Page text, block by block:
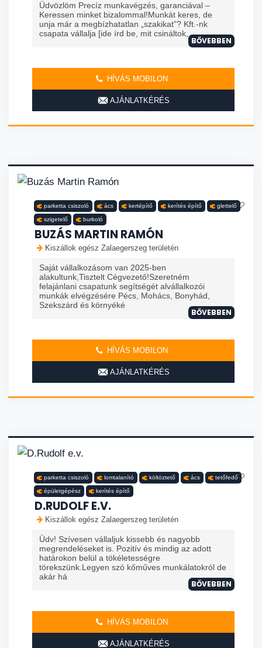
Üdvözlöm Precíz munkavégzés, garanciával –
Keressen minket bizalommal!Munkát keres, de
unja már a megbízhatatlan „szakikat”? Kft.-nk
csapata vállalja [ide írd be, mit csináltok, ...
BŐVEBBEN
HÍVÁS MOBILON
AJÁNLATKÉRÉS
parketta csiszoló ács kertépítő kerítés építő glettelő
szigetelő burkoló
BUZÁS MARTIN RAMÓN
Kiszállok egész Zalaegerszeg területén
Saját vállalkozásom van 2025-ben
alakultunk,Tisztelt Cégvezető!Szeretném
felajánlani csapatunk segítségét alvállalkozói
munkák elvégzésére Pécs, Mohács, Bonyhád,
Szekszárd és környéké
BŐVEBBEN
HÍVÁS MOBILON
AJÁNLATKÉRÉS
parketta csiszoló lomtalanító költöztető ács tetőfedő
épületgépész kerítés építő
D.RUDOLF E.V.
Kiszállok egész Zalaegerszeg területén
Üdv! Szívesen vállaljuk kissebb és nagyobb
megrendeléseket is. Pozitív és mindig az adott
határokon belül a tökéletességre
törekszünk.Legyen szó kőműves munkálatokról de
akár há
BŐVEBBEN
HÍVÁS MOBILON
AJÁNLATKÉRÉS